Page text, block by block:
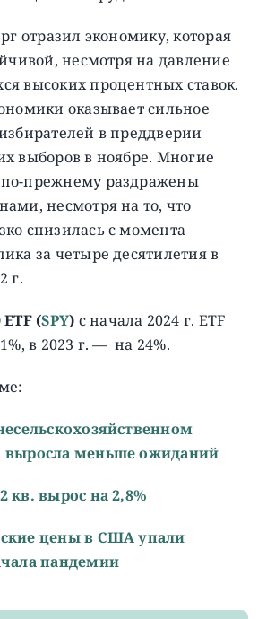
отразил экономику, которая
несмотря на давление
высоких процентных ставок.
оказывает сильное
в преддверии
выборов в ноябре. Многие
прежнему раздражены
несмотря на то, что
снизилась с момента
за четыре десятилетия в
г.
ETF (SPY) с начала 2024 г. ETF
в 2023 г. — на 24%.
выросла меньше ожиданий
вырос на 2,8%
цены в США упали
пандемии